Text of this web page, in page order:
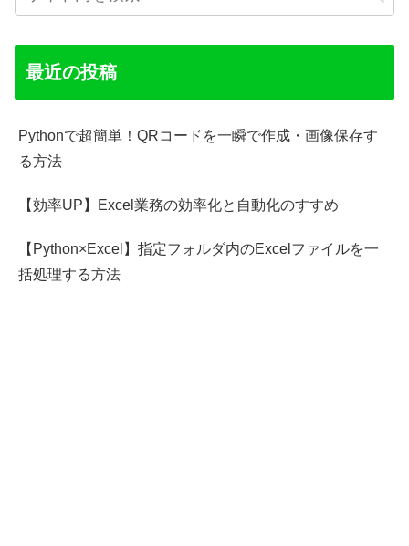
最近の投稿
Pythonで超簡単！QRコードを一瞬で作成・画像保存す
る方法
【効率UP】Excel業務の効率化と自動化のすすめ
【Python×Excel】指定フォルダ内のExcelファイルを一
括処理する方法